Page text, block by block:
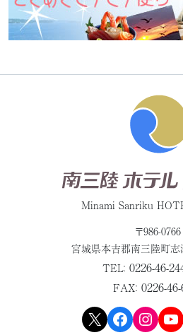
Minami Sanriku
〒986-0766
宮城県本吉郡南三陸町志
TEL： 0226-46-
FAX： 0226-
X Facebook Instagram YouTube